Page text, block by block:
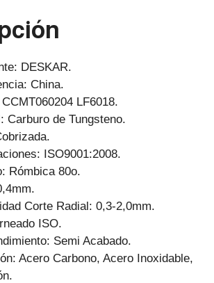
DESKAR.
China.
LF6018.
Carburo de Tungsteno.
ISO9001:2008.
Rómbica 80o.
Corte Radial: 0,3-2,0mm.
ISO.
Semi Acabado.
Acero Carbono, Acero Inoxidable,